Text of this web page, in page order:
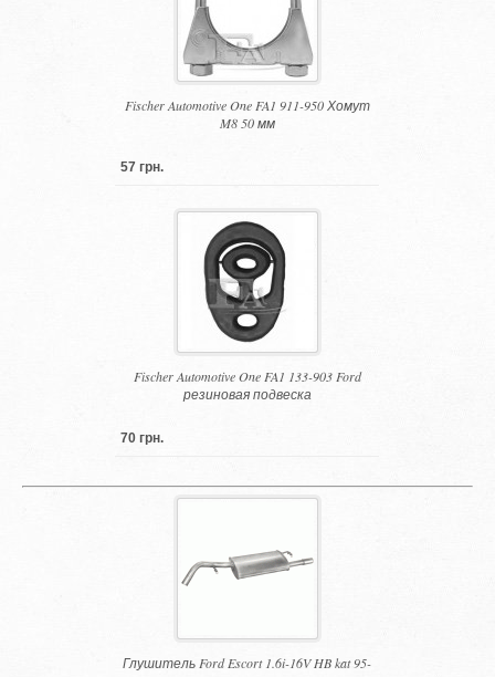
Fischer Automotive One FA1 911-950 Хомут
M8 50 мм
57 грн.
Fischer Automotive One FA1 133-903 Ford
резиновая подвеска
70 грн.
Глушитель Ford Escort 1.6i-16V HB kat 95-